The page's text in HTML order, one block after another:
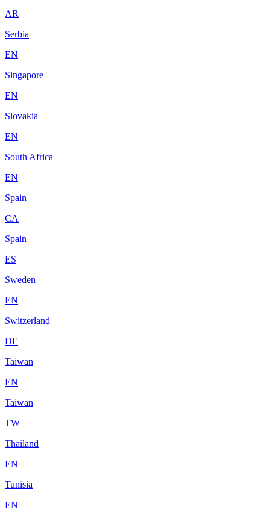
AR
Serbia
EN
Singapore
EN
Slovakia
EN
South Africa
EN
Spain
CA
Spain
ES
Sweden
EN
Switzerland
DE
Taiwan
EN
Taiwan
TW
Thailand
EN
Tunisia
EN